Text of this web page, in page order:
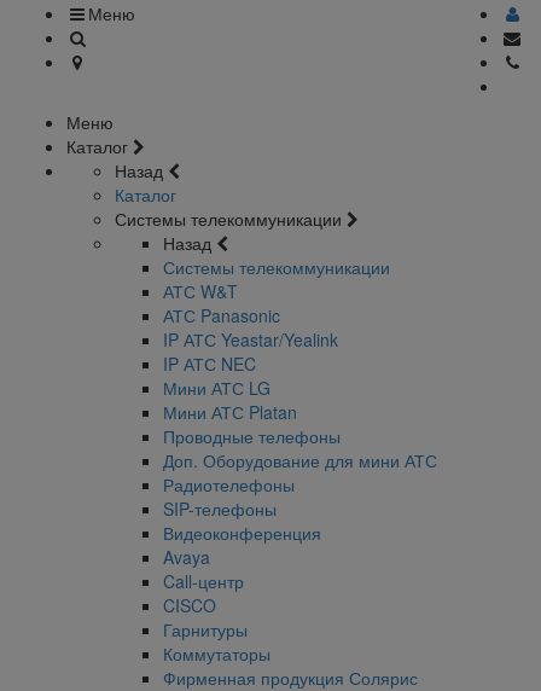
Меню
Меню
Каталог
Назад
Каталог
Системы телекоммуникации
Назад
Системы телекоммуникации
АТС W&T
АТС Panasonic
IP АТС Yeastar/Yealink
IP АТС NEC
Мини АТС LG
Мини АТС Platan
Проводные телефоны
Доп. Оборудование для мини АТС
Радиотелефоны
SIP-телефоны
Видеоконференция
Avaya
Call-центр
CISCO
Гарнитуры
Коммутаторы
Фирменная продукция Солярис